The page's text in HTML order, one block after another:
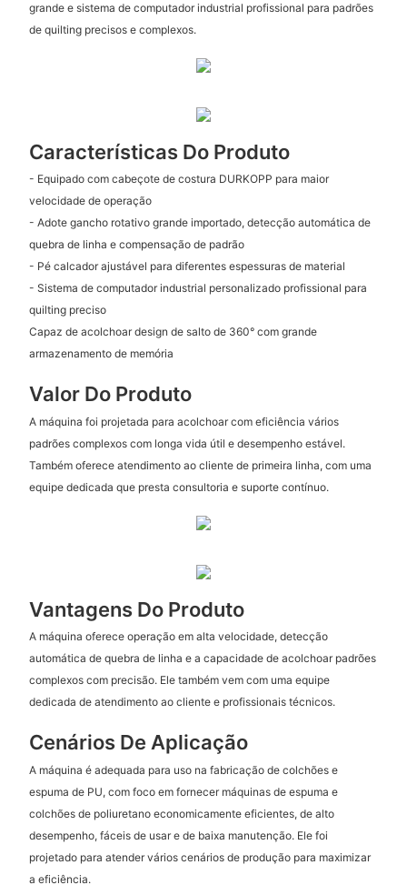
grande e sistema de computador industrial profissional para padrões
de quilting precisos e complexos.
Características Do Produto
- Equipado com cabeçote de costura DURKOPP para maior
velocidade de operação
- Adote gancho rotativo grande importado, detecção automática de
quebra de linha e compensação de padrão
- Pé calcador ajustável para diferentes espessuras de material
- Sistema de computador industrial personalizado profissional para
quilting preciso
Capaz de acolchoar design de salto de 360° com grande
armazenamento de memória
Valor Do Produto
A máquina foi projetada para acolchoar com eficiência vários
padrões complexos com longa vida útil e desempenho estável.
Também oferece atendimento ao cliente de primeira linha, com uma
equipe dedicada que presta consultoria e suporte contínuo.
Vantagens Do Produto
A máquina oferece operação em alta velocidade, detecção
automática de quebra de linha e a capacidade de acolchoar padrões
complexos com precisão. Ele também vem com uma equipe
dedicada de atendimento ao cliente e profissionais técnicos.
Cenários De Aplicação
A máquina é adequada para uso na fabricação de colchões e
espuma de PU, com foco em fornecer máquinas de espuma e
colchões de poliuretano economicamente eficientes, de alto
desempenho, fáceis de usar e de baixa manutenção. Ele foi
projetado para atender vários cenários de produção para maximizar
a eficiência.